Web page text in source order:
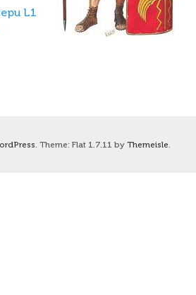
L1
. Theme: Flat 1.7.11 by Themeisle.